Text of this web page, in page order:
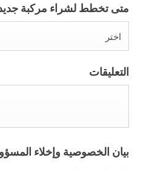
متى تخطط لشراء مركبة
اختر
التعليقات
بيان الخصوصية وإخلاء